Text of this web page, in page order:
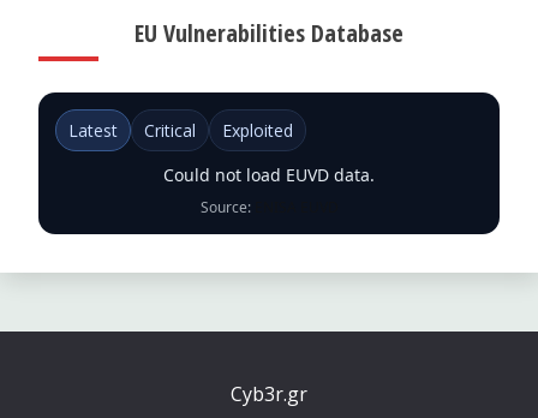
EU Vulnerabilities Database
Latest Critical
Exploited
Could not load EUVD data.
Source:
Cyb3r.gr